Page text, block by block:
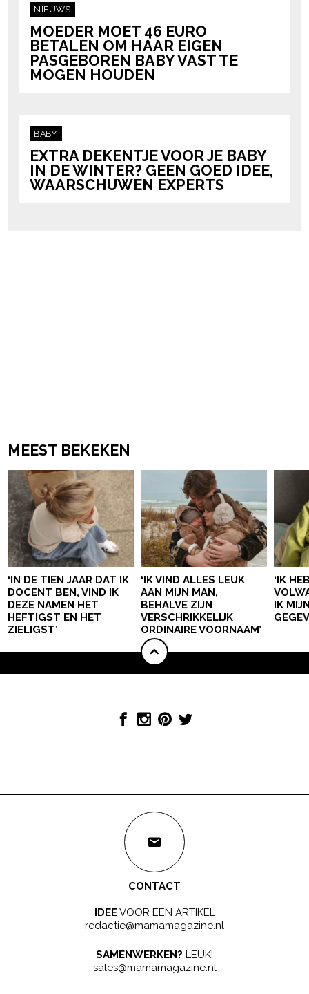
NIEUWS
MOEDER MOET 46 EURO
BETALEN OM HAAR EIGEN
PASGEBOREN BABY VAST TE
MOGEN HOUDEN
BABY
EXTRA DEKENTJE VOOR JE BABY
IN DE WINTER? GEEN GOED IDEE,
WAARSCHUWEN EXPERTS
MEEST BEKEKEN
‘IN DE TIEN JAAR DAT IK
DOCENT BEN, VIND IK
DEZE NAMEN HET
HEFTIGST EN HET
ZIELIGST’
‘IK VIND ALLES LEUK
AAN MIJN MAN,
BEHALVE ZIJN
VERSCHRIKKELIJK
ORDINAIRE VOORNAAM’
‘IK
IK
CONTACT
IDEEVOOR EEN ARTIKEL
redactie@mamamagazine.nl
SAMENWERKEN? LEUK!
sales@mamamagazine.nl